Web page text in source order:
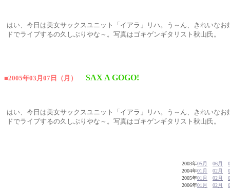
はい、今日は美女サックスユニット「イアラ」リハ。う～ん、きれいな
ドでライブするの久しぶりやな～。写真はゴキゲンギタリスト秋山氏。
■2005年03月07日（月） SAX A GOGO!
はい、今日は美女サックスユニット「イアラ」リハ。う～ん、きれいな
ドでライブするの久しぶりやな～。写真はゴキゲンギタリスト秋山氏。
2003年05月 06月
2004年01月 02月
2005年01月 02月
2006年01月 02月